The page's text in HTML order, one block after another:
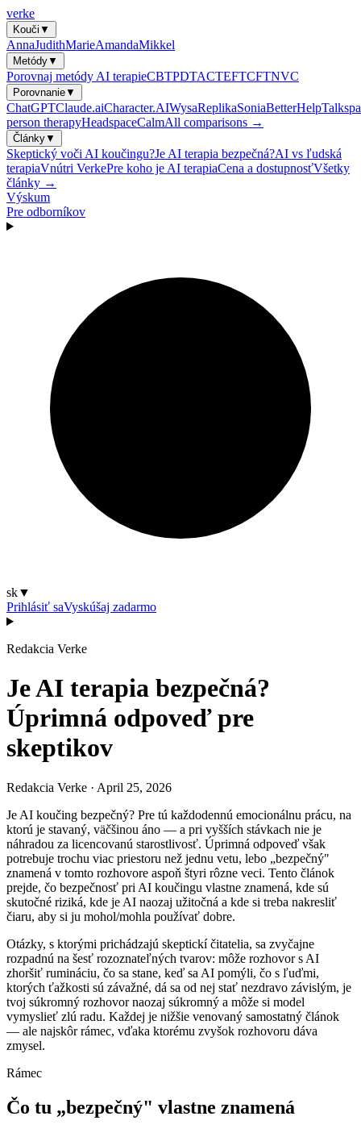
verke
Kouči ▼
AnnaJudithMarieAmandaMikkel
Metódy▼
Porovnaj metódy AI terapieCBTPDTACTEFTCFTNVC
Porovnanie▼
ChatGPTClaude.aiCharacter.AIWysaReplikaSoniaBetterHelp
person therapyHeadspaceCalmAll comparisons →
Články▼
Skeptický voči AI koučingu?Je AI terapia bezpečná?AI vs ľudská
terapiaVnútri VerkePre koho je AI terapiaCena a dostupnosťVšetky
články →
Výskum
Pre odborníkov
sk▼
Prihlásiť saVyskúšaj zadarmo
Redakcia Verke
Je AI terapia bezpečná?
Úprimná odpoveď pre
skeptikov
Redakcia Verke · April 25, 2026
Je AI koučing bezpečný? Pre tú každodennú emocionálnu prácu, na
ktorú je stavaný, väčšinou áno — a pri vyšších stávkach nie je
náhradou za licencovanú starostlivosť. Úprimná odpoveď však
potrebuje trochu viac priestoru než jednu vetu, lebo „bezpečný"
znamená v tomto rozhovore aspoň štyri rôzne veci. Tento článok
prejde, čo bezpečnosť pri AI koučingu vlastne znamená, kde sú
skutočné riziká, kde je AI naozaj užitočná a kde si treba nakresliť
čiaru, aby si ju mohol/mohla používať dobre.
Otázky, s ktorými prichádzajú skeptickí čitatelia, sa zvyčajne
rozpadnú na šesť rozoznateľných tvarov: môže rozhovor s AI
zhoršiť rumináciu, čo sa stane, keď sa AI pomýli, čo s ľuďmi,
ktorých ťažkosti sú závažné, dá sa od nej stať nezdravo závislým, je
tvoj súkromný rozhovor naozaj súkromný a môže si model
vymyslieť zlú radu. Každej je nižšie venovaný samostatný článok
— ale najskôr rámec, vďaka ktorému zvyšok rozhovoru dáva
zmysel.
Rámec
Čo tu „bezpečný" vlastne znamená